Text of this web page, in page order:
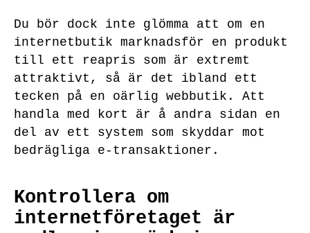
Du bör dock inte glömma att om en
internetbutik marknadsför en produkt
till ett reapris som är extremt
attraktivt, så är det ibland ett
tecken på en oärlig webbutik. Att
handla med kort är å andra sidan en
del av ett system som skyddar mot
bedrägliga e-transaktioner.
Kontrollera om
internetföretaget är